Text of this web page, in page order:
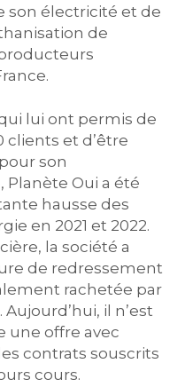
son électricité et de
de
lui ont permis de
clients et d’être
son
Oui a été
hausse des
en 2021 et 2022.
la société a
de redressement
rachetée par
Aujourd’hui, il n’est
une offre avec
contrats souscrits
cours.